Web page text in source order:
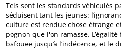
Tels sont les standards véhiculés
séduisent tant les jeunes:
culture est rendue chose étrange
pognon que l'on ramasse.
bafouée jusqu’à l’indécence, et le